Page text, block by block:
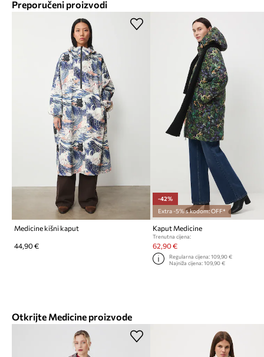
Preporučeni proizvodi
Medicine kišni kaput
44,90 €
-42%
Extra -5% s kodom: OFF*
Kaput Medicine
Trenutna cijena:
62,90 €
Regularna cijena: 109,90 €
Najniža cijena: 109,90 €
Otkrijte Medicine proizvode